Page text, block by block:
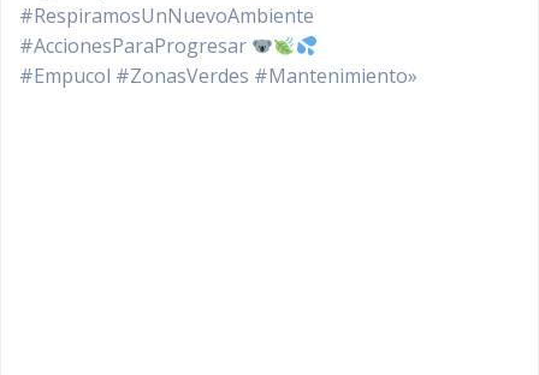
#RespiramosUnNuevoAmbiente
#AccionesParaProgresar
#Empucol #ZonasVerdes #Mantenimiento»